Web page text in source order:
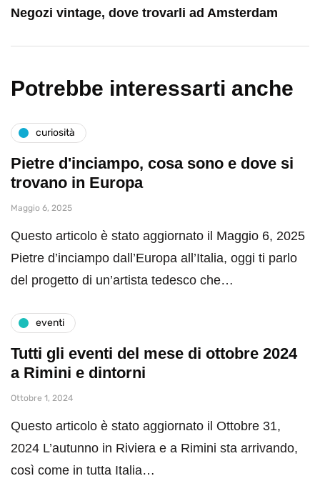
Negozi vintage, dove trovarli ad Amsterdam
Potrebbe interessarti anche
curiosità
Pietre d'inciampo, cosa sono e dove si
trovano in Europa
Maggio 6, 2025
Questo articolo è stato aggiornato il Maggio 6, 2025
Pietre d’inciampo dall’Europa all’Italia, oggi ti parlo
del progetto di un’artista tedesco che…
eventi
Tutti gli eventi del mese di ottobre 2024
a Rimini e dintorni
Ottobre 1, 2024
Questo articolo è stato aggiornato il Ottobre 31,
2024 L’autunno in Riviera e a Rimini sta arrivando,
così come in tutta Italia…